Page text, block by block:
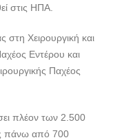
στις ΗΠΑ.
στη Χειρουργική και
Εντέρου και
Παχέος
πλέον των 2.500
πάνω από 700